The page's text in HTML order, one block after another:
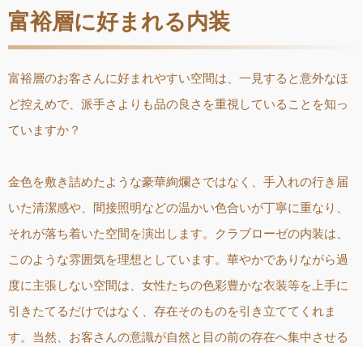
富裕層に好まれる内装
富裕層のお客さんに好まれやすい空間は、一見すると意外なほ
ど控えめで、派手さよりも品の良さを重視していることを知っ
ていますか？
金色を敷き詰めたような豪華絢爛さではなく、手入れの行き届
いた清潔感や、間接照明などの温かい色合いが丁寧に重なり、
それが落ち着いた空間を演出します。クラブローゼの内装は、
このような雰囲気を理想としています。華やかでありながら過
度に主張しない空間は、女性たちの色彩豊かな衣装等を上手に
引きたてるだけではなく、存在そのものを引き立ててくれま
す。当然、お客さんの意識が自然と目の前の存在へ集中させる